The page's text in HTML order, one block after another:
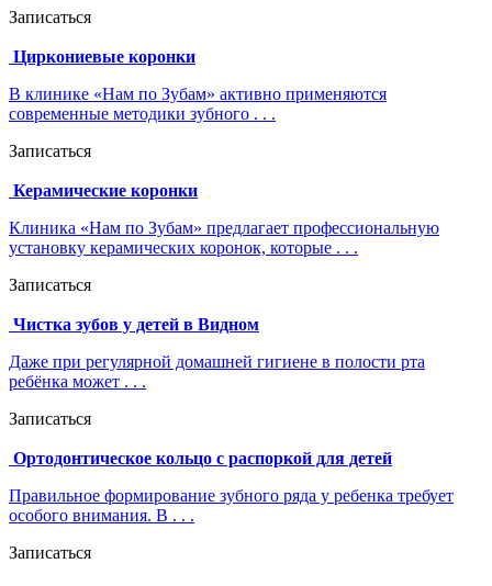
Записаться
Циркониевые коронки
В клинике «Нам по Зубам» активно применяются
современные методики зубного . . .
Записаться
Керамические коронки
Клиника «Нам по Зубам» предлагает профессиональную
установку керамических коронок, которые . . .
Записаться
Чистка зубов у детей в Видном
Даже при регулярной домашней гигиене в полости рта
ребёнка может . . .
Записаться
Ортодонтическое кольцо с распоркой для детей
Правильное формирование зубного ряда у ребенка требует
особого внимания. В . . .
Записаться